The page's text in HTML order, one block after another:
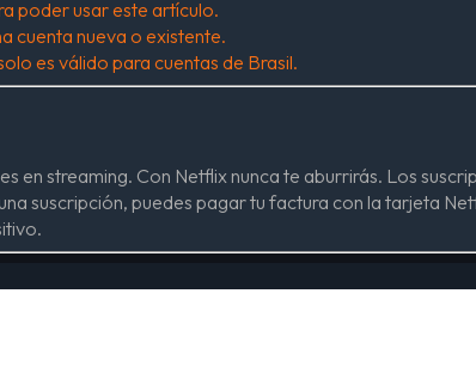
poder usar este artículo.
cuenta nueva o existente.
es válido para cuentas de Brasil.
en streaming. Con Netflix nunca te aburrirás. Los
suscripción, puedes pagar tu factura con la tarjeta